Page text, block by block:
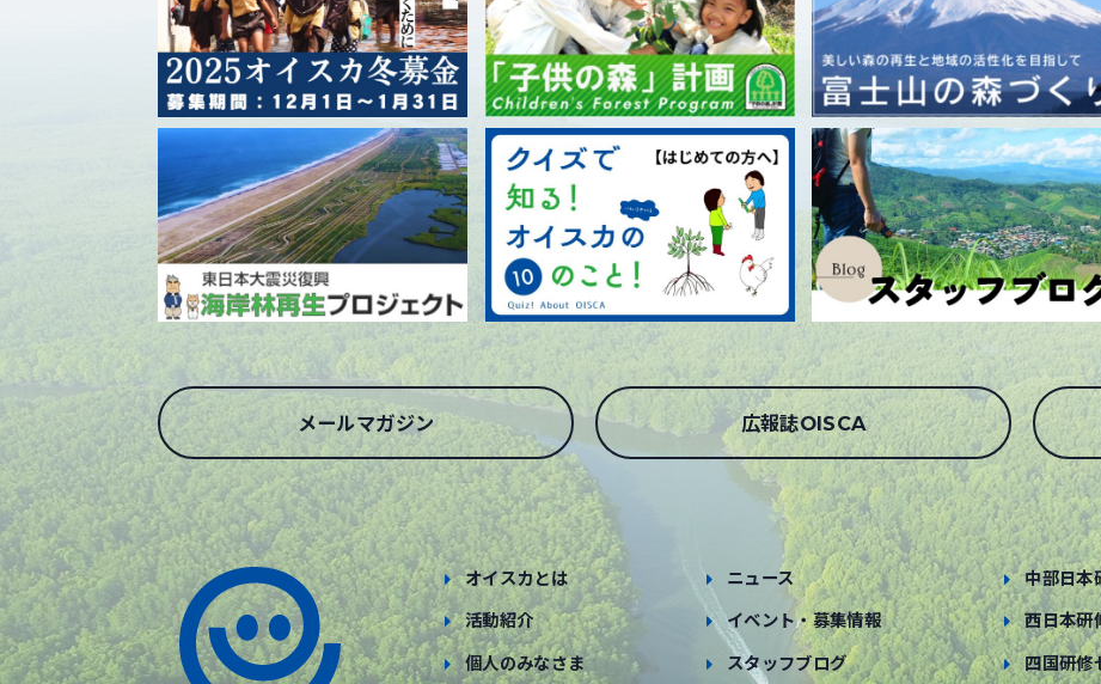
メールマガジン 広報誌OISCA
オイスカとは
活動紹介
個人のみなさま
ニュース
イベント・募集情報
スタッフブログ
中部日本
西日本研
四国研修